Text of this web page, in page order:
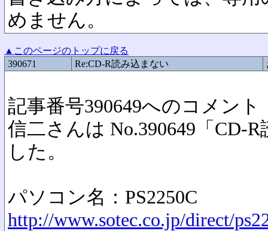
めません。
▲このページのトップに戻る
390671
Re:CD-R読み込まない
記事番号390649へのコメント
信二さんは No.390649「CD-
した。
パソコン名：PS2250C
http://www.sotec.co.jp/direct/